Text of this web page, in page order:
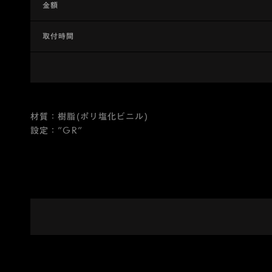
金額
取付時間
材質：樹脂(ポリ塩化ビニル)
設定：”GR”